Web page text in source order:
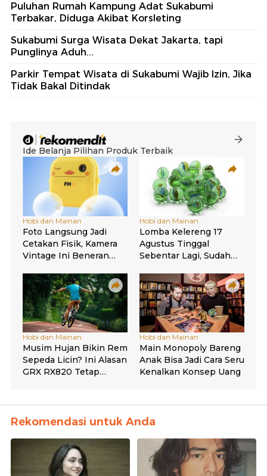
Puluhan Rumah Kampung Adat Sukabumi
Terbakar, Diduga Akibat Korsleting
Sukabumi Surga Wisata Dekat Jakarta, tapi
Punglinya Aduh...
Parkir Tempat Wisata di Sukabumi Wajib Izin, Jika
Tidak Bakal Ditindak
Rekomendasi untuk Anda